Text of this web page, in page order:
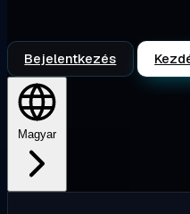
Bejelentkezés
Magyar